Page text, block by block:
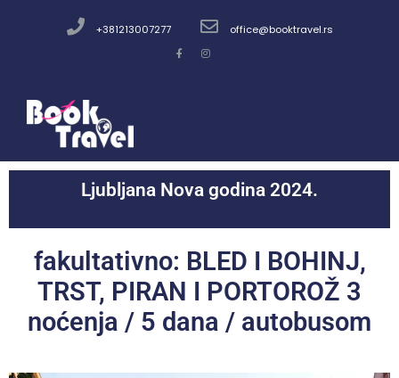
+381213007277 office@booktravel.rs
Ljubljana Nova godina 2024.
fakultativno: BLED I BOHINJ,
TRST, PIRAN I PORTOROŽ 3
noćenja / 5 dana / autobusom